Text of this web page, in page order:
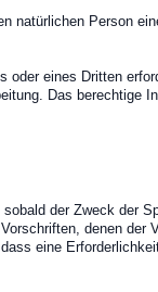
natürlichen Person
eines Dritten
Das berechtige
der Zweck
denen
eine